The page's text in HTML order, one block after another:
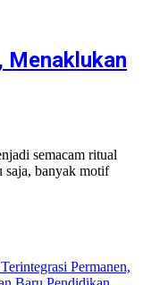
Menaklukan
semacam ritual
saja, banyak motif
Permanen,